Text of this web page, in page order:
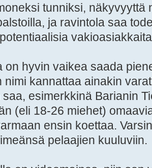
tunniksi, näkyvyyttä
ja ravintola saa
on hyvin vaikea saada
nimi kannattaa ainakin
esimerkkinä Barianin
(eli 18-26 miehet)
ensin koettaa.
pelaajien kuuluviin.